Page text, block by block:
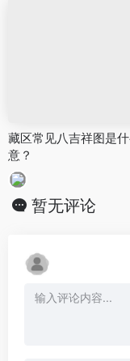
藏区常见八吉祥图是
意？
暂无评论